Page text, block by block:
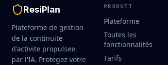
ResiPlan
Plateforme de gestion
de la continuite
d'activite propulsee
par l'IA. Protegez votre
PRODUIT
Plateforme
Toutes les
fonctionnalités
Tarifs